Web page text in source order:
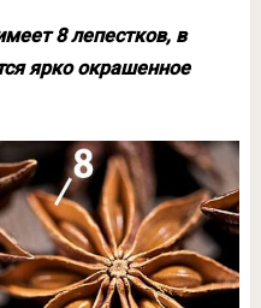
8 лепестков, в
ярко окрашенное